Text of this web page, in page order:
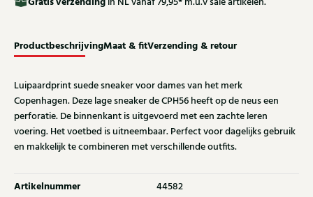
ProductbeschrijvingMaat & fitVerzending & retour
Luipaardprint suede sneaker voor dames van het merk
Copenhagen. Deze lage sneaker de CPH56 heeft op de neus een
perforatie. De binnenkant is uitgevoerd met een zachte leren
voering. Het voetbed is uitneembaar. Perfect voor dagelijks gebruik
en makkelijk te combineren met verschillende outfits.
Artikelnummer 44582